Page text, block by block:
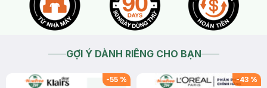
GỢI Ý DÀNH RIÊNG CHO BẠN
-55 % -43 %